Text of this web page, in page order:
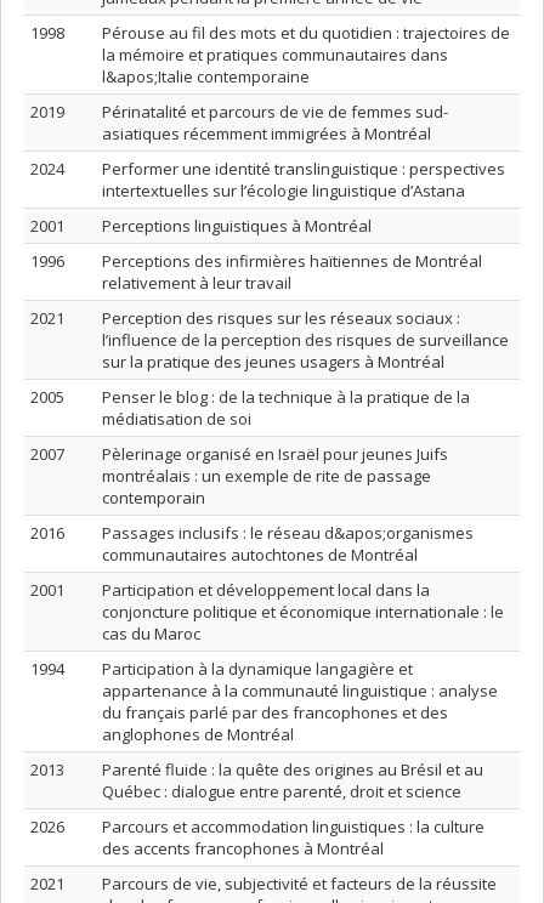
1998
Pérouse au fil des mots et du quotidien : trajectoires de
la mémoire et pratiques communautaires dans
l&apos;Italie contemporaine
2019
Périnatalité et parcours de vie de femmes sud-
asiatiques récemment immigrées à Montréal
2024
Performer une identité translinguistique : perspectives
intertextuelles sur l’écologie linguistique d’Astana
2001
Perceptions linguistiques à Montréal
1996
Perceptions des infirmières haïtiennes de Montréal
relativement à leur travail
2021
Perception des risques sur les réseaux sociaux :
l’influence de la perception des risques de surveillance
sur la pratique des jeunes usagers à Montréal
2005
Penser le blog : de la technique à la pratique de la
médiatisation de soi
2007
Pèlerinage organisé en Israël pour jeunes Juifs
montréalais : un exemple de rite de passage
contemporain
2016
Passages inclusifs : le réseau d&apos;organismes
communautaires autochtones de Montréal
2001
Participation et développement local dans la
conjoncture politique et économique internationale : le
cas du Maroc
1994
Participation à la dynamique langagière et
appartenance à la communauté linguistique : analyse
du français parlé par des francophones et des
anglophones de Montréal
2013
Parenté fluide : la quête des origines au Brésil et au
Québec : dialogue entre parenté, droit et science
2026
Parcours et accommodation linguistiques : la culture
des accents francophones à Montréal
2021
Parcours de vie, subjectivité et facteurs de la réussite